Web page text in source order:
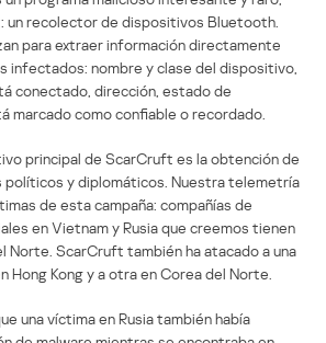
un recolector de dispositivos Bluetooth.
para extraer información directamente
infectados: nombre y clase del dispositivo,
conectado, dirección, estado de
marcado como confiable o recordado.
principal de ScarCruft es la obtención de
políticos y diplomáticos. Nuestra telemetría
de esta campaña: compañías de
en Vietnam y Rusia que creemos tienen
Norte. ScarCruft también ha atacado a una
Hong Kong y a otra en Corea del Norte.
una víctima en Rusia también había